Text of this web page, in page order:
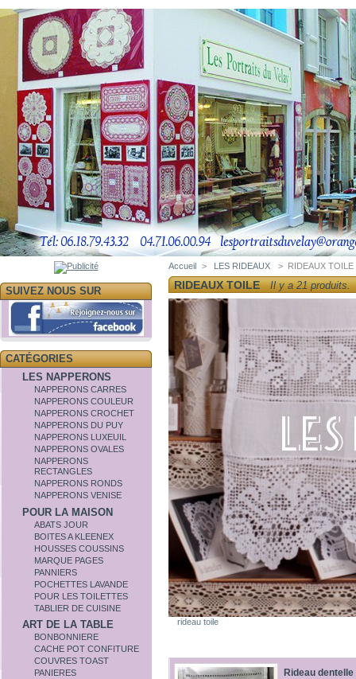
SUIVEZ NOUS SUR
CATÉGORIES
LES NAPPERONS
NAPPERONS CARRES
NAPPERONS COULEUR
NAPPERONS CROCHET
NAPPERONS DU PUY
NAPPERONS LUXEUIL
NAPPERONS OVALES
NAPPERONS
RECTANGLES
NAPPERONS RONDS
NAPPERONS VENISE
POUR LA MAISON
ABATS JOUR
BOITES A KLEENEX
HOUSSES COUSSINS
MARQUE PAGES
PANNIERS
POCHETTES LAVANDE
POUR LES TOILETTES
TABLIER DE CUISINE
ART DE LA TABLE
BONBONNIERE
CACHE POT CONFITURE
COUVRES TOAST
PANIERES
Accueil > LES RIDEAUX > RIDEAUX TOILE
RIDEAUX TOILE Il y a 21 produits.
rideau toile
Rideau